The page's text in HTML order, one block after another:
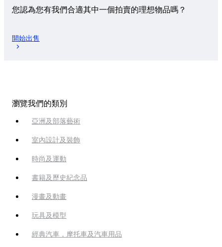
您認為您有我們合適其中一個拍賣的理想物品嗎？
開始出售
瀏覽我們的類別
亞洲及部落藝術
室內設計及裝飾
時尚及運動
書籍及歷史紀念品
漫畫及動畫
玩具及模型
經典汽車，摩托車及汽車用品